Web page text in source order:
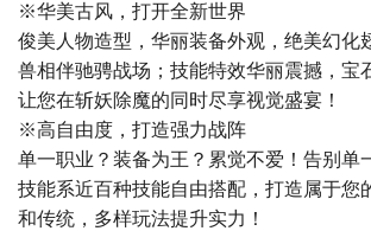
※华美古风，打开全新世界
俊美人物造型，华丽装备外观，绝美幻化
兽相伴驰骋战场；技能特效华丽震撼，宝
让您在斩妖除魔的同时尽享视觉盛宴！
※高自由度，打造强力战阵
单一职业？装备为王？累觉不爱！告别单
技能系近百种技能自由搭配，打造属于您
和传统，多样玩法提升实力！